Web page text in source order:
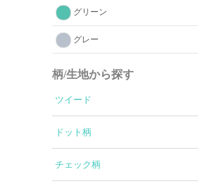
グリーン
グレー
柄/生地から探す
ツイード
ドット柄
チェック柄